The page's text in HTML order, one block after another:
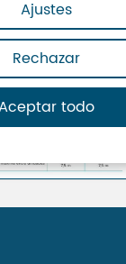
Ajustes
Rechazar
todo